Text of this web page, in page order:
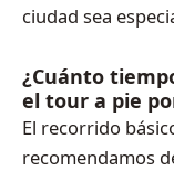
ciudad sea
¿Cuánto
el tour a pie
El recorrido
recomendamos